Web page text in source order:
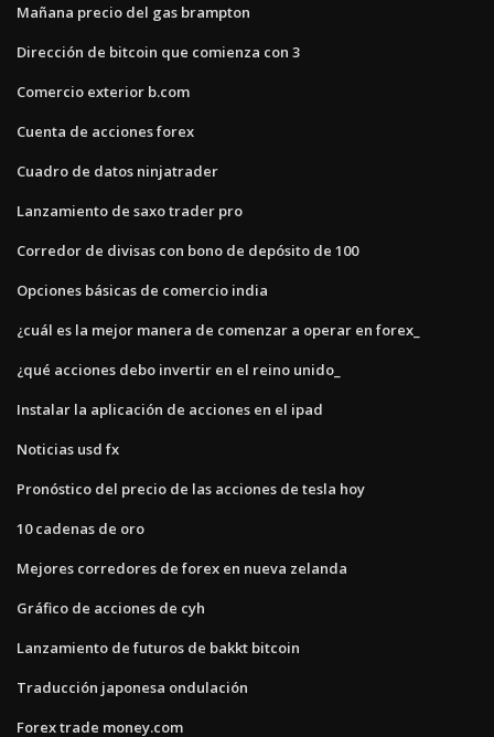
Mañana precio del gas brampton
Dirección de bitcoin que comienza con 3
Comercio exterior b.com
Cuenta de acciones forex
Cuadro de datos ninjatrader
Lanzamiento de saxo trader pro
Corredor de divisas con bono de depósito de 100
Opciones básicas de comercio india
¿cuál es la mejor manera de comenzar a operar en forex_
¿qué acciones debo invertir en el reino unido_
Instalar la aplicación de acciones en el ipad
Noticias usd fx
Pronóstico del precio de las acciones de tesla hoy
10 cadenas de oro
Mejores corredores de forex en nueva zelanda
Gráfico de acciones de cyh
Lanzamiento de futuros de bakkt bitcoin
Traducción japonesa ondulación
Forex trade money.com